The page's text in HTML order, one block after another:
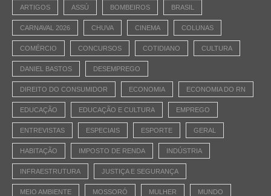
ARTIGOS ASSÚ BOMBEIROS BRASIL
CARNAVAL 2026 CHUVA CINEMA COLUNAS
COMÉRCIO CONCURSOS COTIDIANO CULTURA
DANIEL BASTOS DESEMPREGO
DIREITO DO CONSUMIDOR ECONOMIA ECONOMIA DO RN
EDUCAÇÃO EDUCAÇÃO E CULTURA EMPREGO
ENTREVISTAS ESPECIAIS ESPORTE GERAL
HABITAÇÃO IMPOSTO DE RENDA INDÚSTRIA
INFRAESTRUTURA JUSTIÇA E SEGURANÇA
MEIO AMBIENTE MOSSORÓ MULHER MUNDO